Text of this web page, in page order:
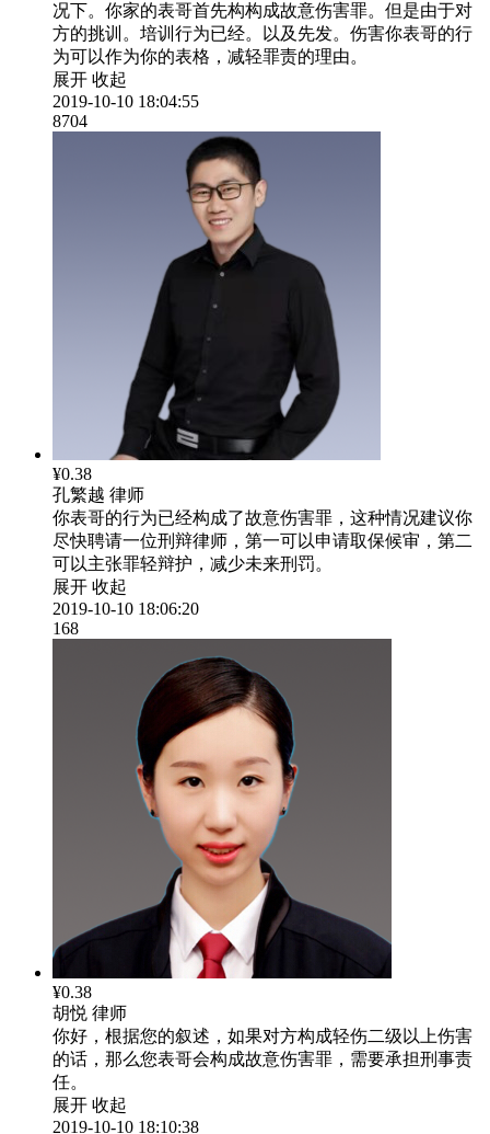
况下。你家的表哥首先构构成故意伤害罪。但是由于对
方的挑训。培训行为已经。以及先发。伤害你表哥的行
为可以作为你的表格，减轻罪责的理由。
展开 收起
2019-10-10 18:04:55
8704
¥0.38
孔繁越 律师
你表哥的行为已经构成了故意伤害罪，这种情况建议你
尽快聘请一位刑辩律师，第一可以申请取保候审，第二
可以主张罪轻辩护，减少未来刑罚。
展开 收起
2019-10-10 18:06:20
168
¥0.38
胡悦 律师
你好，根据您的叙述，如果对方构成轻伤二级以上伤害
的话，那么您表哥会构成故意伤害罪，需要承担刑事责
任。
展开 收起
2019-10-10 18:10:38